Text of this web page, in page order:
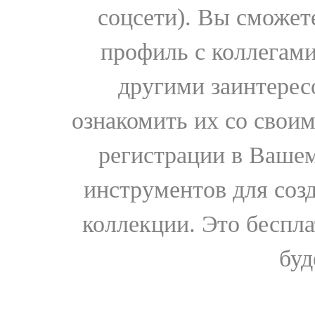
соцсети). Вы
профиль с
другими
ознакомить их со
регистрации в
инструментов для
коллекции. Это